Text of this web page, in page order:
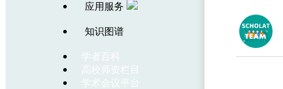
应用服务
知识图谱
学者百科
高校师资栏目
学术会议平台